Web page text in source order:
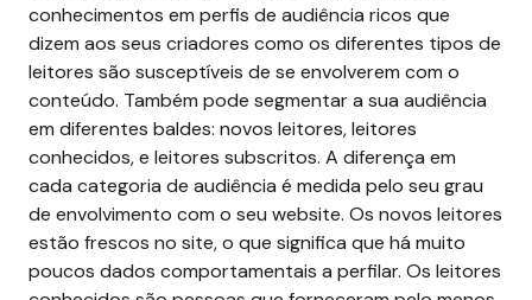
conhecimentos em perfis de audiência ricos que
dizem aos seus criadores como os diferentes tipos de
leitores são susceptíveis de se envolverem com o
conteúdo. Também pode segmentar a sua audiência
em diferentes baldes: novos leitores, leitores
conhecidos, e leitores subscritos. A diferença em
cada categoria de audiência é medida pelo seu grau
de envolvimento com o seu website. Os novos leitores
estão frescos no site, o que significa que há muito
poucos dados comportamentais a perfilar. Os leitores